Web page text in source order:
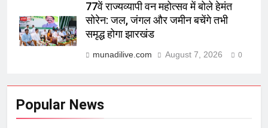
77वें राज्यव्यापी वन महोत्सव में बोले हेमंत
सोरेन: जल, जंगल और जमीन बचेंगे तभी
समृद्ध होगा झारखंड
munadilive.com August 7, 2026 0
Popular News